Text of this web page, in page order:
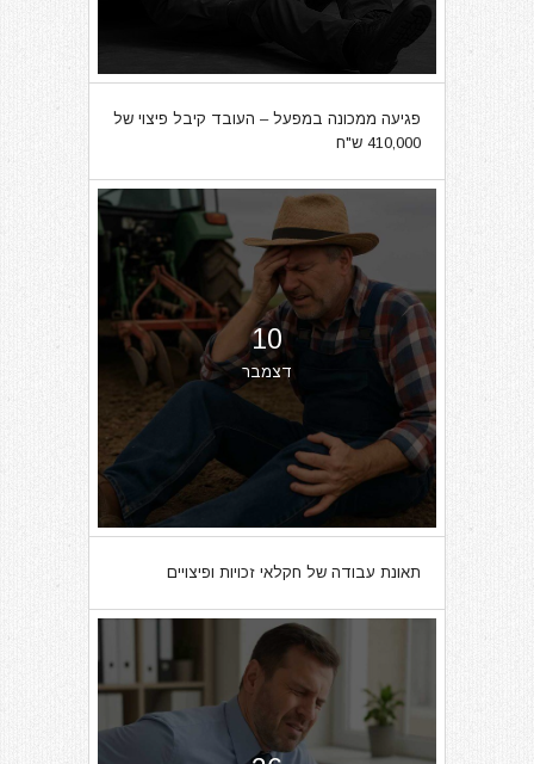
פגיעה ממכונה במפעל – העובד קיבל פיצוי של
410,000 ש"ח
10
דצמבר
תאונת עבודה של חקלאי זכויות ופיצויים